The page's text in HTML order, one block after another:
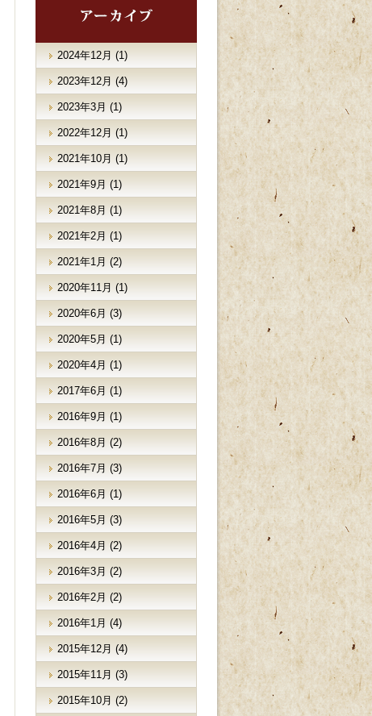
2024年12月 (1)
2023年12月 (4)
2023年3月 (1)
2022年12月 (1)
2021年10月 (1)
2021年9月 (1)
2021年8月 (1)
2021年2月 (1)
2021年1月 (2)
2020年11月 (1)
2020年6月 (3)
2020年5月 (1)
2020年4月 (1)
2017年6月 (1)
2016年9月 (1)
2016年8月 (2)
2016年7月 (3)
2016年6月 (1)
2016年5月 (3)
2016年4月 (2)
2016年3月 (2)
2016年2月 (2)
2016年1月 (4)
2015年12月 (4)
2015年11月 (3)
2015年10月 (2)